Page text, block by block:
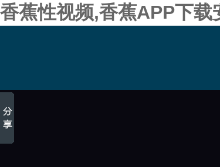
香蕉性视频,香蕉APP下